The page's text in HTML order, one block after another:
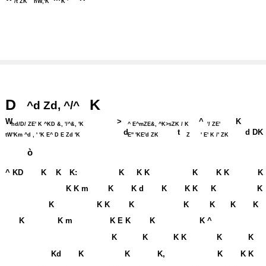
D ^d Zd, ^/^ K
Whd/D/ ZE' K ^KD &, '/^&, 'K > ^ E^mZE&, ^K>sZK / K ^ '/ ZE' K
tW'Km ^d , ' 'K E^ D E Zd 'K dE'' 'KE'd ZK t Z ' E' K /' ZK d DK
ò
^ KD K K K: K K K K K K
K
K K m
K K d K K K K
K
K
K K K K K K
K
K
K m K E K K
K ^
K
K K K K
K
Kd
K K K, K
K K